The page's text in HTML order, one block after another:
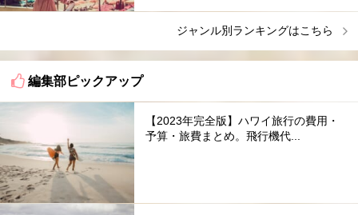
ジャンル別ランキングはこちら
編集部ピックアップ
【2023年完全版】ハワイ旅行の費用・
予算・旅費まとめ。飛行機代...